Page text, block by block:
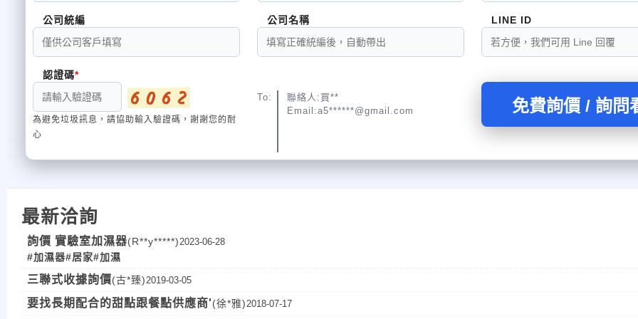
公司統編 公司名稱 LINE ID
認證碼
為避免垃圾訊息，請協助輸入驗證碼，謝謝您的耐
心
To:
聯絡人:買**
Email:a5******@gmail.com
免費詢價 / 詢問
最新洽詢
詢價 實驗室加濕器(R**y*****) 2023-06-28
#加濕器#居家#加濕
三聯式收據詢價(古*臻) 2019-03-05
要找長期配合的甜點跟餐點供應商'(徐*雅) 2018-07-17